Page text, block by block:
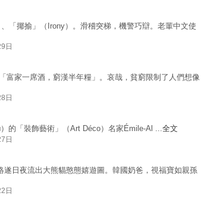
「揶揄」（Irony）。滑稽突梯，機警巧辯。老輩中文使
日
富家一席酒，窮漢半年糧」。哀哉，貧窮限制了人們想像
日
的「裝飾藝術」（Art Déco）名家Émile-Al ...全文
日
日夜流出大熊貓憨態嬉遊圖。韓國奶爸，視福寶如親孫
日